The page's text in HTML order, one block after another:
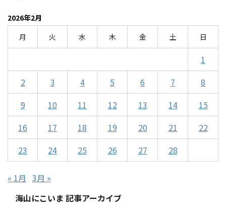
2026年2月
月
火 水 木 金 土 日
1
2
3 4 5 6 7
8
9
10 11 12 13 14
15
16
17 18 19 20 21
22
23
24 25 26 27 28
« 1月 3月 »
海山にこいま 記事アーカイブ